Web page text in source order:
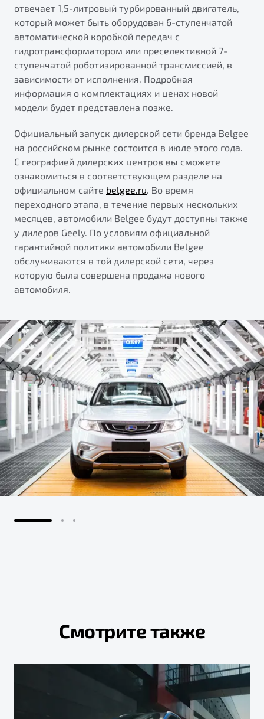
отвечает 1,5-литровый турбированный двигатель,
который может быть оборудован 6-ступенчатой
автоматической коробкой передач с
гидротрансформатором или преселективной 7-
ступенчатой роботизированной трансмиссией, в
зависимости от исполнения. Подробная
информация о комплектациях и ценах новой
модели будет представлена позже.
Официальный запуск дилерской сети бренда Belgee
на российском рынке состоится в июле этого года.
С географией дилерских центров вы сможете
ознакомиться в соответствующем разделе на
официальном сайте belgee.ru. Во время
переходного этапа, в течение первых нескольких
месяцев, автомобили Belgee будут доступны также
у дилеров Geely. По условиям официальной
гарантийной политики автомобили Belgee
обслуживаются в той дилерской сети, через
которую была совершена продажа нового
автомобиля.
Смотрите также